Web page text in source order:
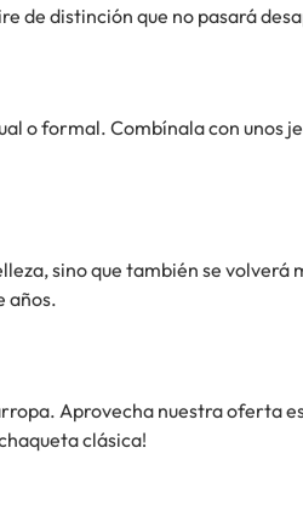
de distinción que no pasará
o formal. Combínala con unos
sino que también se
años.
Aprovecha nuestra oferta
clásica!